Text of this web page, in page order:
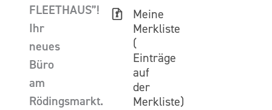
FLEETHAUS”!
Ihr
neues
Büro
am
Rödingsmarkt.
Meine
Merkliste
(
Einträge
auf
der
Merkliste)